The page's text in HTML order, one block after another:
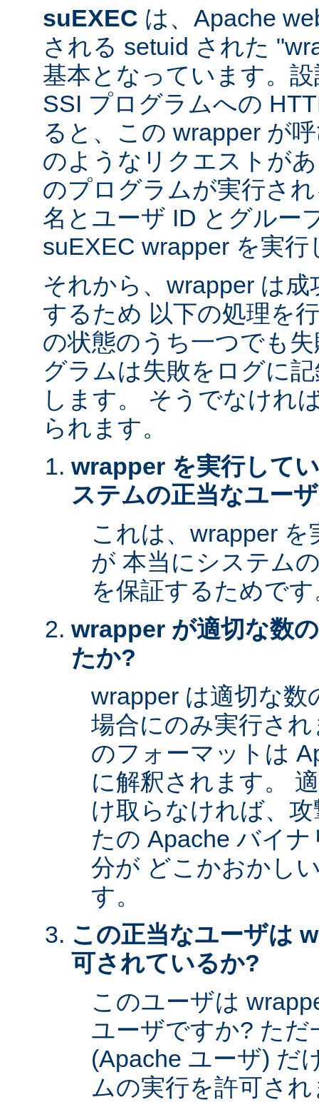
suEXEC は、Apache
される setuid された
基本となっています。
SSI プログラムへの
ると、この wrapper が
のようなリクエストが
のプログラムが実行さ
名とユーザ ID とグルー
suEXEC wrapper を実行
それから、wrapper は
するため 以下の処理を
の状態のうち一つでも
グラムは失敗をログに
します。 そうでなけれ
られます。
wrapper を実行して
ステムの正当なユー
これは、wrapper
が 本当にシステム
を保証するためで
wrapper が適切な数
たか?
wrapper は適切な
場合にのみ実行さ
のフォーマットは
に解釈されます。
け取らなければ、
たの Apache バイ
分が どこかおかし
す。
この正当なユーザは
可されているか?
このユーザは
ユーザですか? ただ
(Apache ユーザ) だ
ムの実行を許可さ